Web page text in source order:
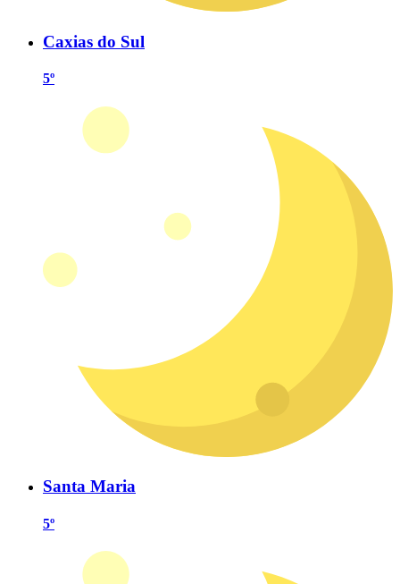
Caxias do Sul
5º
Santa Maria
5º